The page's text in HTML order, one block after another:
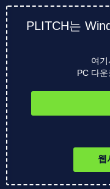
PLITCH는
여
PC 다
웹